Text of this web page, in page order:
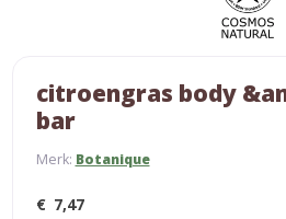
citroengras body
bar
Merk: Botanique
€ 7,47